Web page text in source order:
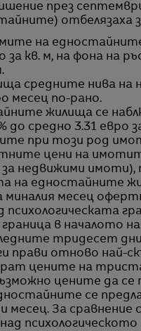
отбелязаха
на
за кв. м, на фона на
средните нива на
месец по-рано.
жилища се
до средно 3.31 евро
при този род
цени на
недвижими имоти),
на едностайните
миналия месец
психологическата
в началото на
тридесет
прави отново най-
цените на
цените да
се
месец. За сравнение
психологическото